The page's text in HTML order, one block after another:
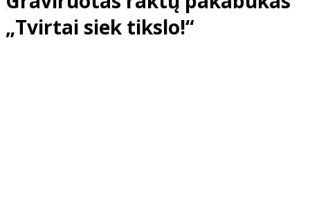
„Tvirtai siek tikslo!“